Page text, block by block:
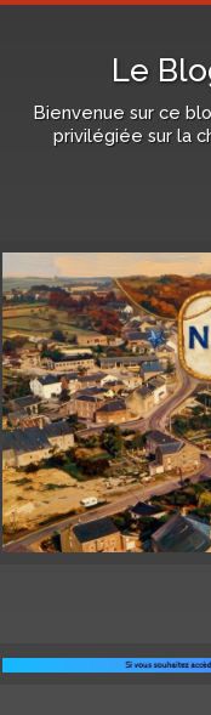
Le
Bienvenue sur ce
privilégiée sur la